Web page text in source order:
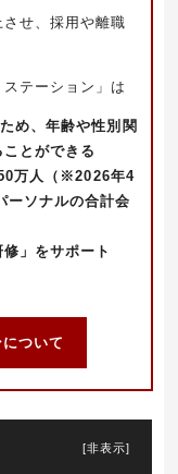
せ、採用や離職
テーション」は
め、年齢や性別関
ことができる
万人（※2026年4
ーソナルの合計会
」をサポート
ついて
[非表示]